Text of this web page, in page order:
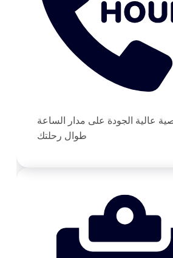
عالية الجودة على مدار الساعة
طوال رحلتك